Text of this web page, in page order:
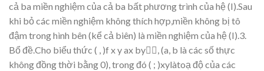
cả ba miền nghiệm của cả ba bất phương trình của hệ (I).Sau
khi bỏcác miền nghiệm khôngthích hợp,miền không bị tô
đậm tronghình bên (kể cả biên) là miền nghiệm của hệ (I).3.
Bổđề.Cho biểu thức ( , )fxyax by,(a, b là các sốthực
khôngđồngthời bằng0),trongđó ( ; )xylàtoạ độcủa các